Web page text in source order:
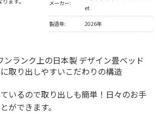
メーカー:
et
製造年: 2026年
ンランク上の日本製 デザイン畳ベッド
取り出しやすいこだわりの構造
いるので取り出しも簡単！日々のお手
ができます。